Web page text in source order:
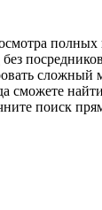
полных
сложный
сможете
поиск